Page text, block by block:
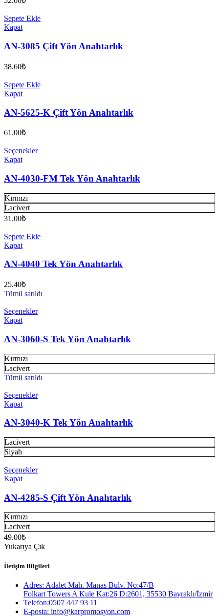
Sepete Ekle
Kapat
AN-3085 Çift Yön Anahtarlık
38.60₺
Sepete Ekle
Kapat
AN-5625-K Çift Yön Anahtarlık
61.00₺
Seçenekler
Kapat
AN-4030-FM Tek Yön Anahtarlık
Kırmızı
Lacivert
31.00₺
Sepete Ekle
Kapat
AN-4040 Tek Yön Anahtarlık
25.40₺
Tümü satıldı
Seçenekler
Kapat
AN-3060-S Tek Yön Anahtarlık
Kırmızı
Lacivert
Tümü satıldı
Seçenekler
Kapat
AN-3040-K Tek Yön Anahtarlık
Lacivert
Siyah
Seçenekler
Kapat
AN-4285-S Çift Yön Anahtarlık
Kırmızı
Lacivert
49.00₺
Yukarıya Çık
İletişim Bilgileri
Adres: Adalet Mah. Manas Bulv. No:47/B
Folkart Towers A Kule Kat:26 D:2601, 35530 Bayraklı/İzmir
Telefon:0507 447 93 11
E-posta: info@karpromosyon.com